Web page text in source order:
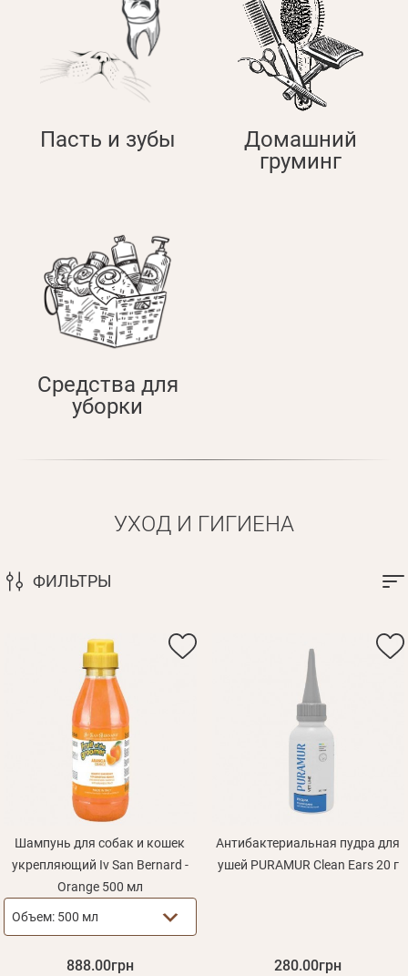
Пасть и зубы
Домашний
груминг
Средства для
уборки
УХОД И ГИГИЕНА
ФИЛЬТРЫ
Шампунь для собак и кошек
укрепляющий Iv San Bernard -
Orange 500 мл
Объем: 500 мл
888.00грн
Антибактериальная пудра для
ушей PURAMUR Clean Ears 20 г
280.00грн